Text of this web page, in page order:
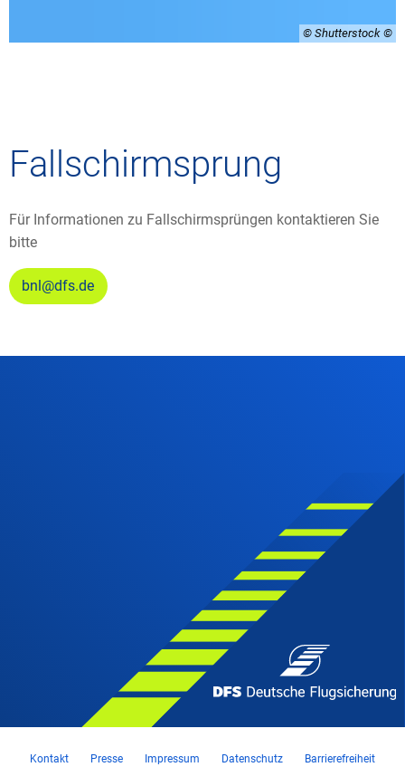
© Shutterstock
Fallschirmsprung
Für Informationen zu Fallschirmsprüngen kontaktieren Sie
bitte
bnl@dfs.de
Kontakt Presse Impressum Datenschutz Barrierefreiheit